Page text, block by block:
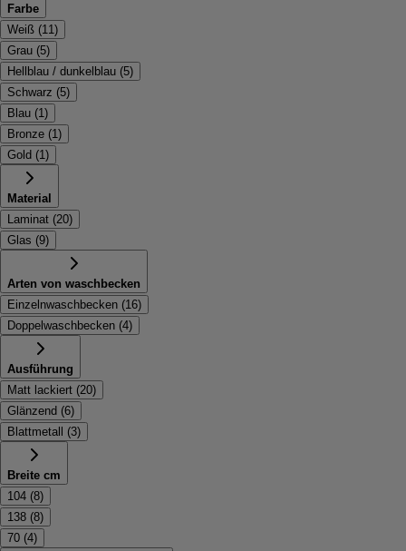
Farbe
Weiß (11)
Grau (5)
Hellblau / dunkelblau (5)
Schwarz (5)
Blau (1)
Bronze (1)
Gold (1)
Material
Laminat (20)
Glas (9)
Arten von waschbecken
Einzelnwaschbecken (16)
Doppelwaschbecken (4)
Ausführung
Matt lackiert (20)
Glänzend (6)
Blattmetall
(3)
Breite cm
104 (8)
138 (8)
70 (4)